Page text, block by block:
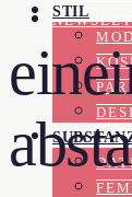
STIL